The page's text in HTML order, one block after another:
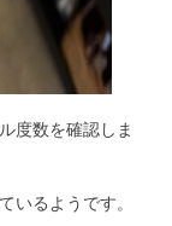
度数を確認しま
いるようです。